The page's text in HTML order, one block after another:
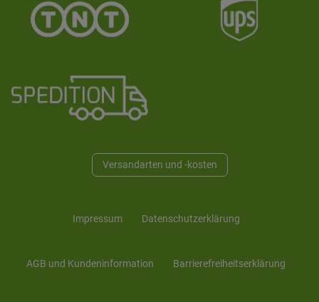
Versandarten und -kosten
Impressum Daten­schutz­erklärung
AGB und Kunden­information Barrierefreiheitserklärung